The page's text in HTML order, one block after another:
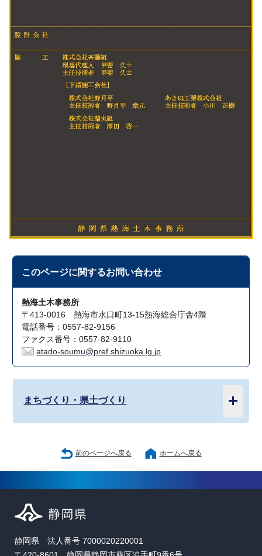
このページに関するお問い合わせ
熱海土木事務所
〒413-0016 熱海市水口町13-15熱海総合庁舎4階
電話番号：0557-82-9156
ファクス番号：0557-82-9110
atado-soumu@pref.shizuoka.lg.jp
まちづくり・県土づくり
前のページへ戻る ホームへ戻る
静岡県 法人番号 7000020220001